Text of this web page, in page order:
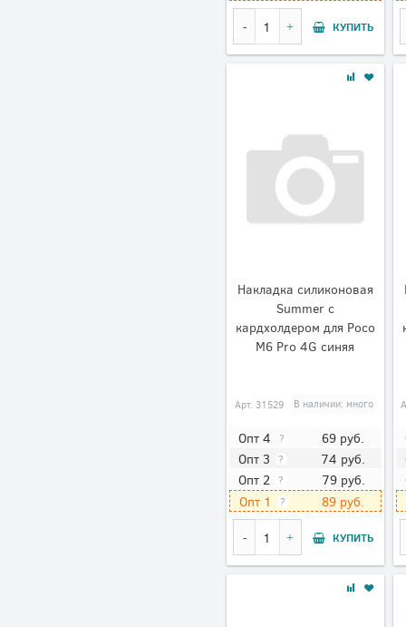
КУПИТЬ
Накладка силиконовая
Summer с
кардхолдером для Poco
M6 Pro 4G синяя
Арт. 31529 В наличии: много
Опт 4 ? 69 руб.
Опт 3 ? 74 руб.
Опт 2 ? 79 руб.
Опт 1 ? 89 руб.
КУПИТЬ